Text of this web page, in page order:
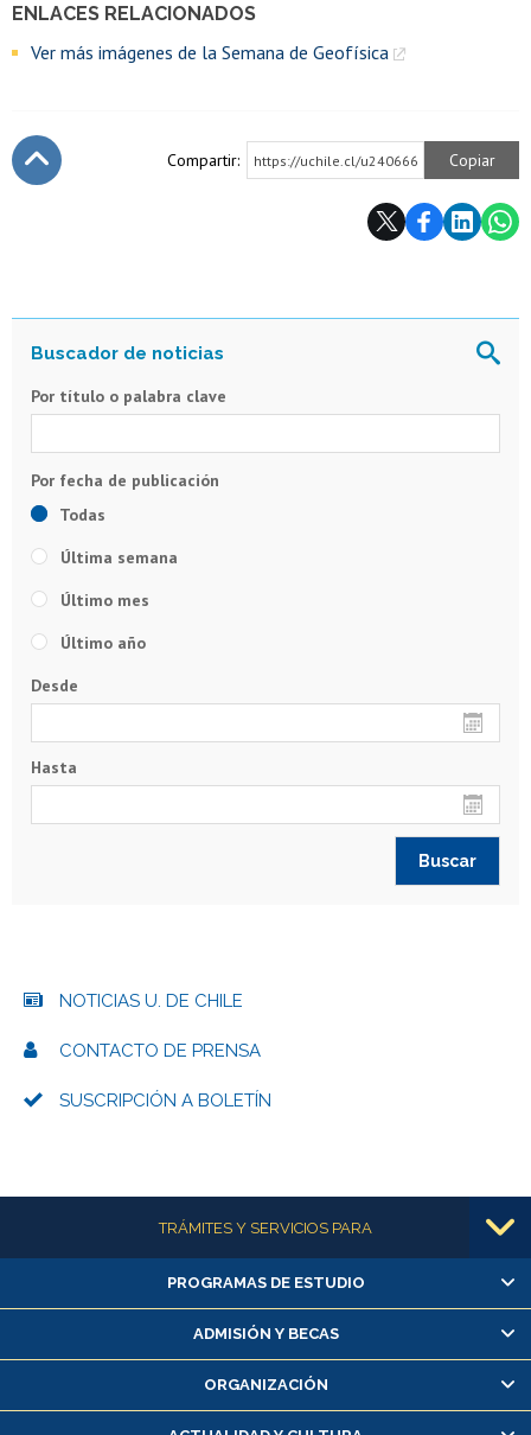
ENLACES RELACIONADOS
Ver más imágenes de la Semana de Geofísica
Compartir: https://uchile.cl/u240666 Copiar
Por título o palabra clave
Todas
Última semana
Último mes
Último año
Desde
Hasta
NOTICIAS U. DE CHILE
CONTACTO DE PRENSA
SUSCRIPCIÓN A BOLETÍN
Más informaciónTRÁMITES Y SERVICIOS PARA
Alumnas/os y exalumnas/os
Matrícula en línea
Inscripción y cambio de asignaturas
Consulta y certificado de notas
PROGRAMAS DE ESTUDIO
ADMISIÓN Y BECAS
ORGANIZACIÓN